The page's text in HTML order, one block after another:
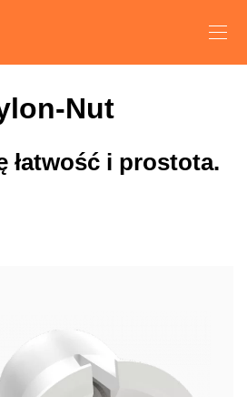
Nut
łatwość i prostota.